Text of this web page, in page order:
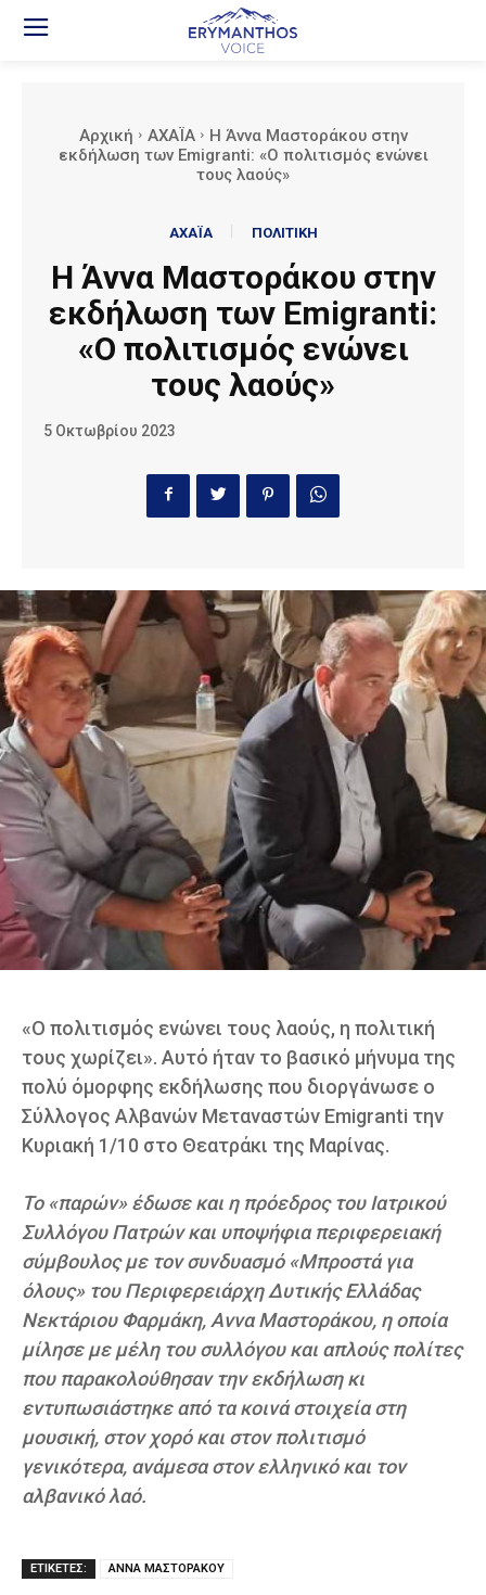
Αρχική ΑΧΑΪΑ
Η Άννα Μαστοράκου στην
εκδήλωση των Emigranti: «Ο πολιτισμός ενώνει
τους λαούς»
ΑΧΑΪΑ ΠΟΛΙΤΙΚΗ
Η Άννα Μαστοράκου στην
εκδήλωση των Emigranti:
«Ο πολιτισμός ενώνει
τους λαούς»
5 Οκτωβρίου 2023
«Ο πολιτισμός ενώνει τους λαούς, η πολιτική
τους χωρίζει». Αυτό ήταν το βασικό μήνυμα της
πολύ όμορφης εκδήλωσης που διοργάνωσε ο
Σύλλογος Αλβανών Μεταναστών Emigranti την
Κυριακή 1/10 στο Θεατράκι της Μαρίνας.
Το «παρών» έδωσε και η πρόεδρος του Ιατρικού
Συλλόγου Πατρών και υποψήφια περιφερειακή
σύμβουλος με τον συνδυασμό «Μπροστά για
όλους» του Περιφερειάρχη Δυτικής Ελλάδας
Νεκτάριου Φαρμάκη, Αννα Μαστοράκου, η οποία
μίλησε με μέλη του συλλόγου και απλούς πολίτες
που παρακολούθησαν την εκδήλωση κι
εντυπωσιάστηκε από τα κοινά στοιχεία στη
μουσική, στον χορό και στον πολιτισμό
γενικότερα, ανάμεσα στον ελληνικό και τον
αλβανικό λαό.
ΕΤΙΚΕΤΕΣ: ΑΝΝΑ ΜΑΣΤΟΡΑΚΟΥ